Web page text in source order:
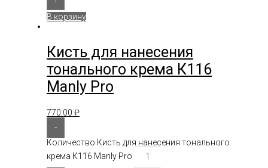
В корзину
Кисть для нанесения
тонального крема К116
Manly Pro
770.00 ₽
-
Количество Кисть для нанесения тонального
крема К116 Manly Pro